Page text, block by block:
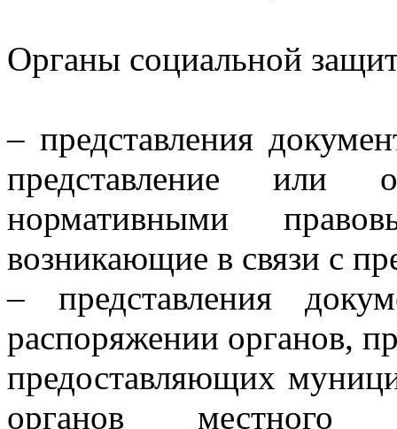
Органы социальной
– представления
представление или
нормативными
возникающие в связи с
– представления
распоряжении органов,
предоставляющих
органов местного